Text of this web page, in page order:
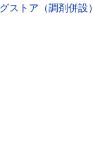
ストア（調剤併設）